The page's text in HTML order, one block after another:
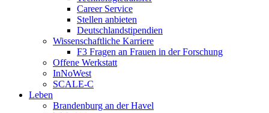
Career Service
Stellen anbieten
Deutschlandstipendien
Wissenschaftliche Karriere
F3 Fragen an Frauen in der Forschung
Offene Werkstatt
InNoWest
SCALE-C
Leben
Brandenburg an der Havel